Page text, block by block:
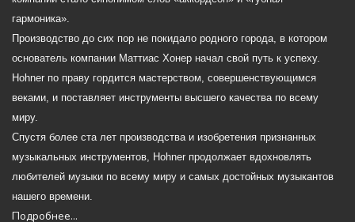
гармоника».
Производство до сих пор не покидало родного города, в котором
основатель компании Маттиас Хонер начал свой путь к успеху.
Hohner по праву гордится мастерством, совершенствующимся
веками, и поставляет инструменты высшего качества по всему
миру.
Спустя более ста лет производства и изобретения признанных
музыкальных инструментов, Hohner продолжает вдохновлять
любителей музыки по всему миру и самых достойных музыкантов
нашего времени.
Подробнее...